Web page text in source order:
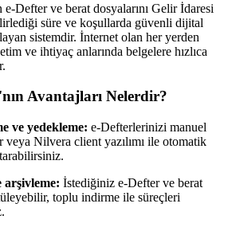
Defter ve berat dosyalarını Gelir İdaresi
süre ve koşullarda güvenli dijital
sistemdir. İnternet olan her yerden
ve ihtiyaç anlarında belgelere hızlıca
Avantajları Nelerdir?
ve yedekleme: e-Defterlerinizi manuel
Nilvera client yazılımı ile otomatik
İstediğiniz e-Defter ve berat
toplu indirme ile süreçleri